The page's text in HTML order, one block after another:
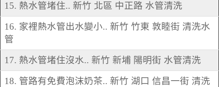
15. 熱水管堵住.. 新竹 北區 中正路 水管清洗
16. 家裡熱水管出水變小.. 新竹 竹東 敦睦街 清洗水
管
17. 熱水管堵住沒水.. 新竹 新埔 陽明街 水管清洗
18. 管路有免費泡沫奶茶.. 新竹 湖口 信昌一街 清洗